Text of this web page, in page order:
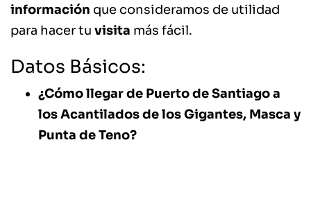
información que consideramos de utilidad
para hacer tu visita más fácil.
Datos Básicos:
¿Cómo llegar de Puerto de Santiago a
los Acantilados de los Gigantes, Masca y
Punta de Teno?